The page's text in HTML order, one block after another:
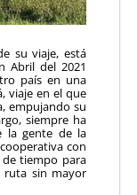
su viaje, está
Abril del 2021
país en una
viaje en el que
empujando su
siempre ha
la gente de la
con
tiempo para
ruta sin mayor